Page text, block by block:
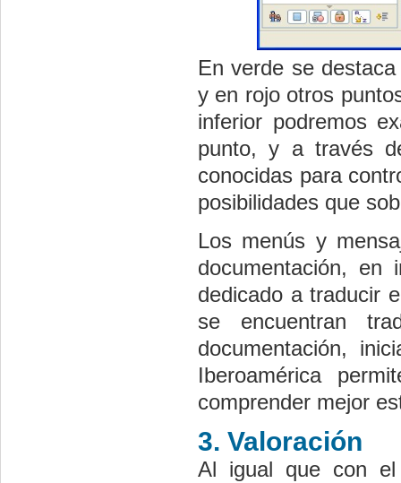
En verde se
y en rojo otros
inferior podremos
punto, y a través
conocidas para
posibilidades que
Los menús y
documentación, en
dedicado a traducir
se encuentran
documentación,
Iberoamérica
comprender mejor
3. Valoración
Al igual que con el